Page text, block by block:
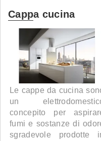
Cappa cucina
Le cappe da cucina
un
concepito per
fumi e sostanze di
sgradevole prodotte